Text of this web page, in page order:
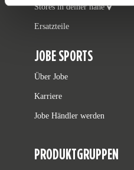
Stores in deiner nähe
Ersatzteile
JOBE SPORTS
Über Jobe
Karriere
Jobe Händler werden
PRODUKTGRUPPEN